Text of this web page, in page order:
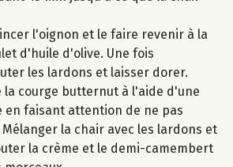
l'oignon et le faire revenir à la
d'huile d'olive. Une fois
les lardons et laisser dorer.
la courge butternut à l'aide d'une
en faisant attention de ne pas
la chair avec les lardons et
la crème et le demi-camembert